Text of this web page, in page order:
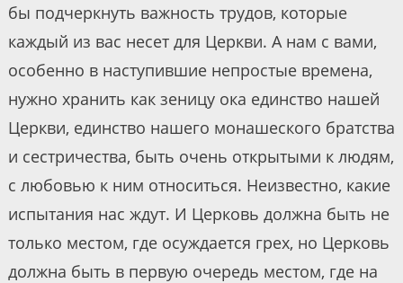
бы подчеркнуть важность трудов, которые
каждый из вас несет для Церкви. А нам с вами,
особенно в наступившие непростые времена,
нужно хранить как зеницу ока единство нашей
Церкви, единство нашего монашеского братства
и сестричества, быть очень открытыми к людям,
с любовью к ним относиться. Неизвестно, какие
испытания нас ждут. И Церковь должна быть не
только местом, где осуждается грех, но Церковь
должна быть в первую очередь местом, где на